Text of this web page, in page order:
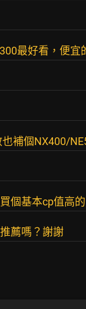
最好看，便宜
補個NX400/
個基本cp值高的
薦嗎？謝謝